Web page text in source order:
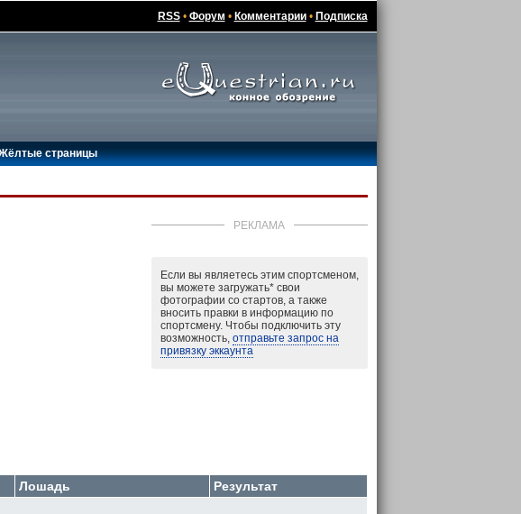
RSS• Форум • Комментарии• Подписка
страницы
РЕКЛАМА
Если вы являетесь этим спортсменом,
вы можете загружать*свои
фотографии со стартов, а также
вносить правки в информацию по
спортсмену. Чтобы подключить эту
возможность, отправьте запрос на
привязку эккаунта
Лошадь
Результат